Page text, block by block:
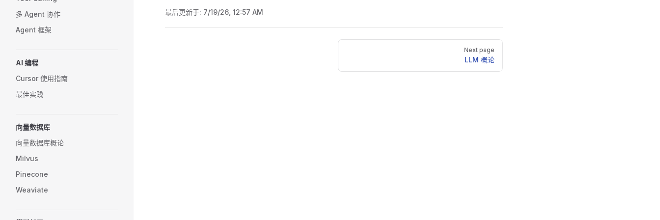
多 Agent 协作
Agent 框架
AI 编程
Cursor 使用指南
最佳实践
向量数据库
向量数据库概论
Milvus
Pinecone
Weaviate
最后更新于: 7/19/26, 12:57 AM
Next page
LLM 概论